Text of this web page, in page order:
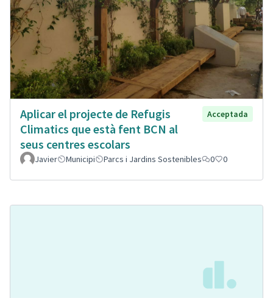
Aplicar el projecte de Refugis
Climatics que està fent BCN al
seus centres escolars
Acceptada
Javier Municipi Parcs i Jardins Sostenibles 0 0